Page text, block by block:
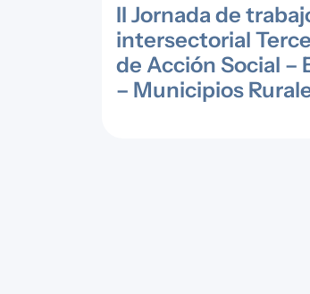
II Jornada de
intersectorial
de Acción Social –
– Municipios